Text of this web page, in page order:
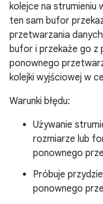
kolejce na strumieniu
ten sam bufor
przetwarzania
bufor i przekaże go z
ponownego
kolejki wyjściowej w
Warunki błędu:
Używanie
rozmiarze lub
ponownego
Próbuje
ponownego